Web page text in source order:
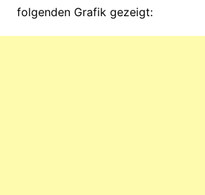
folgenden Grafik gezeigt: